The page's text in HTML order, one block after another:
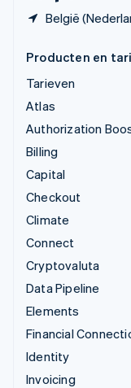
België
Producten en
Tarieven
Atlas
Authorization
Billing
Capital
Checkout
Climate
Connect
Cryptovaluta
Data Pipeline
Elements
Financial
Identity
Invoicing